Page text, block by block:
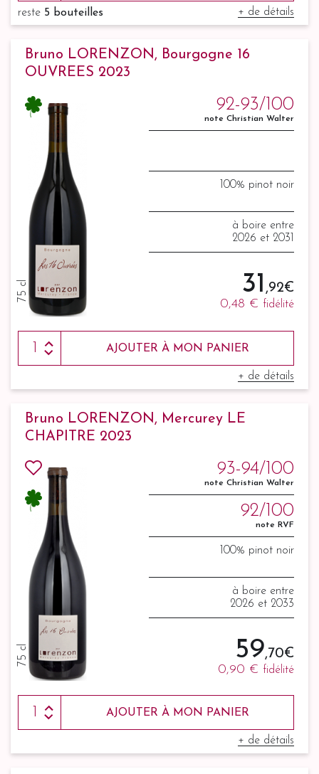
reste 5 bouteilles + de détails
Bruno LORENZON, Bourgogne 16
OUVREES 2023
75 cl
92-93/100
note Christian Walter
100% pinot noir
à boire entre
2026 et 2031
31 ,92 €
0,48 € fidélité
AJOUTER À MON PANIER
+ de détails
Bruno LORENZON, Mercurey LE
CHAPITRE 2023
75 cl
93-94/100
note Christian Walter
92/100
note RVF
100% pinot noir
à boire entre
2026 et 2033
59,70 €
0,90 € fidélité
AJOUTER À MON PANIER
+ de détails